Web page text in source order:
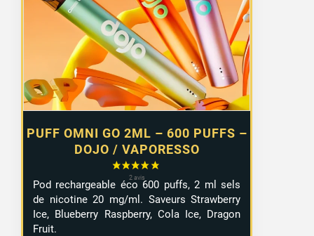
PUFF OMNI GO 2ML – 600 PUFFS –
DOJO / VAPORESSO
était :
6,55 €.
est :
4,99 €.
Pod rechargeable éco 600 puffs, 2 ml sels
de nicotine 20 mg/ml. Saveurs Strawberry
Ice, Blueberry Raspberry, Cola Ice, Dragon
Fruit.